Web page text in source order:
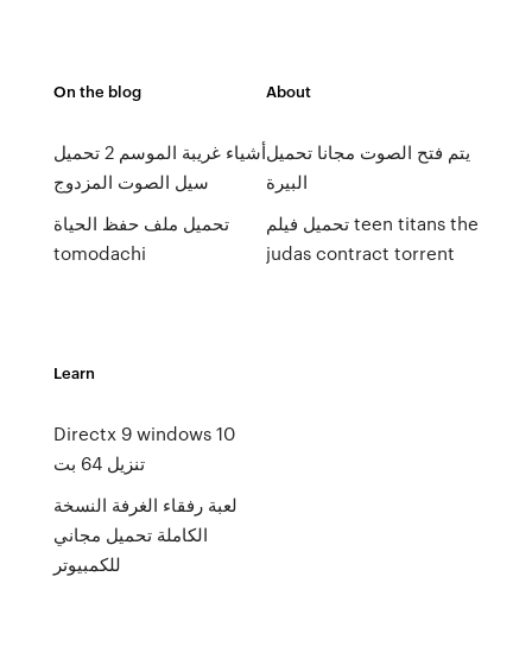
On the blog
أشياء غريبة الموسم 2 تحميل
سيل الصوت المزدوج
تحميل ملف حفظ الحياة
tomodachi
About
يتم فتح الصوت مجانا تحميل
البيرة
تحميل فيلم teen titans the
judas contract torrent
Learn
Directx 9 windows 10
تنزيل 64 بت
لعبة رفقاء الغرفة النسخة
الكاملة تحميل مجاني
للكمبيوتر